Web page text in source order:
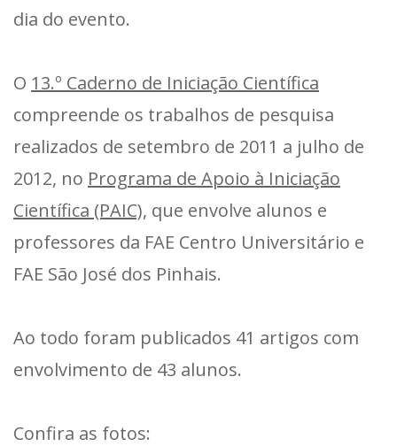
dia do evento.
O 13.º Caderno de Iniciação Científica
compreende os trabalhos de pesquisa
realizados de setembro de 2011 a julho de
2012, no Programa de Apoio à Iniciação
Científica (PAIC), que envolve alunos e
professores da FAE Centro Universitário e
FAE São José dos Pinhais.
Ao todo foram publicados 41 artigos com
envolvimento de 43 alunos.
Confira as fotos: